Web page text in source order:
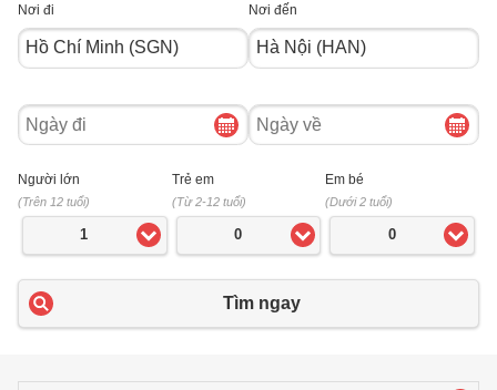
Nơi đi Nơi đến
Ngày
đi
Ngày
về
Người lớn
(Trên 12 tuổi)
1
Trẻ em
(Từ 2-12 tuổi)
0
Em bé
(Dưới 2 tuổi)
0
Tìm ngay